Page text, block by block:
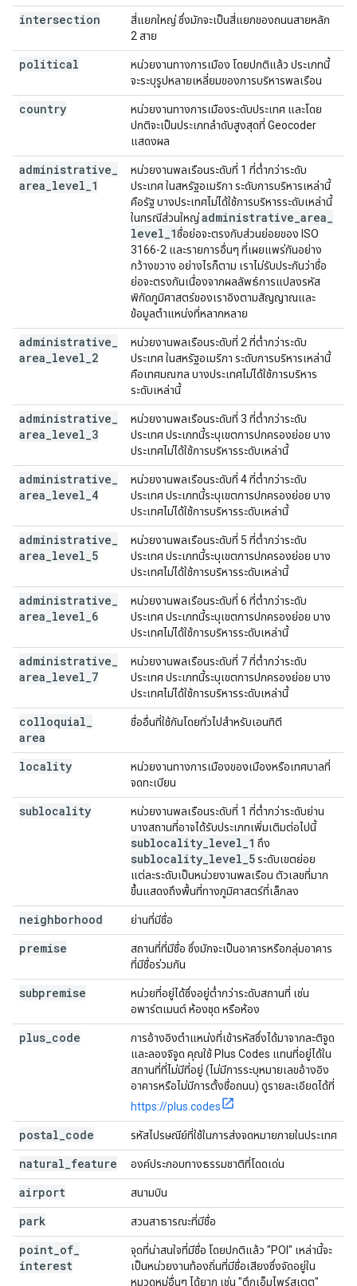
intersection
สี่แยกใหญ่ ซึ่งมักจะเป็นสี่แยกของถนนสายหลัก
2 สาย
political
หน่วยงานทางการเมือง โดยปกติแล้ว ประเภทนี้
จะระบุรูปหลายเหลี่ยมของการบริหารพลเรือน
country
หน่วยงานทางการเมืองระดับประเทศ และโดย
ปกติจะเป็นประเภทลำดับสูงสุดที่ Geocoder
แสดงผล
administrative
area level 1
หน่วยงานพลเรือนระดับที่ 1 ที่ต่ำกว่าระดับ
ประเทศ ในสหรัฐอเมริกา ระดับการบริหารเหล่านี้
คือรัฐ บางประเทศไม่ได้ใช้การบริหารระดับเหล่านี้
ในกรณีส่วนใหญ่administrative area
level 1ชื่อย่อจะตรงกับส่วนย่อยของ ISO
3166-2 และรายการอื่นๆ ที่เผยแพร่กันอย่าง
กว้างขวาง อย่างไรก็ตาม เราไม่รับประกันว่าชื่อ
ย่อจะตรงกันเนื่องจากผลลัพธ์การแปลงรหัส
พิกัดภูมิศาสตร์ของเราอิงตามสัญญาณและ
ข้อมูลตำแหน่งที่หลากหลาย
administrative
area level 2
หน่วยงานพลเรือนระดับที่ 2 ที่ต่ำกว่าระดับ
ประเทศ ในสหรัฐอเมริกา ระดับการบริหารเหล่านี้
คือเทศมณฑล บางประเทศไม่ได้ใช้การบริหาร
ระดับเหล่านี้
administrative
area level 3
หน่วยงานพลเรือนระดับที่ 3 ที่ต่ำกว่าระดับ
ประเทศ ประเภทนี้ระบุเขตการปกครองย่อย บาง
ประเทศไม่ได้ใช้การบริหารระดับเหล่านี้
administrative
area level 4
หน่วยงานพลเรือนระดับที่ 4 ที่ต่ำกว่าระดับ
ประเทศ ประเภทนี้ระบุเขตการปกครองย่อย บาง
ประเทศไม่ได้ใช้การบริหารระดับเหล่านี้
administrative
area level 5
หน่วยงานพลเรือนระดับที่ 5 ที่ต่ำกว่าระดับ
ประเทศ ประเภทนี้ระบุเขตการปกครองย่อย บาง
ประเทศไม่ได้ใช้การบริหารระดับเหล่านี้
administrative
area level 6
หน่วยงานพลเรือนระดับที่ 6 ที่ต่ำกว่าระดับ
ประเทศ ประเภทนี้ระบุเขตการปกครองย่อย บาง
ประเทศไม่ได้ใช้การบริหารระดับเหล่านี้
administrative
area level 7
หน่วยงานพลเรือนระดับที่ 7 ที่ต่ำกว่าระดับ
ประเทศ ประเภทนี้ระบุเขตการปกครองย่อย บาง
ประเทศไม่ได้ใช้การบริหารระดับเหล่านี้
colloquial
area
ชื่ออื่นที่ใช้กันโดยทั่วไปสำหรับเอนทิตี
locality
หน่วยงานทางการเมืองของเมืองหรือเทศบาลที่
จดทะเบียน
sublocality
หน่วยงานพลเรือนระดับที่ 1 ที่ต่ำกว่าระดับย่าน
บางสถานที่อาจได้รับประเภทเพิ่มเติมต่อไปนี้
sublocality level 1 ถึง
sublocality level 5ระดับเขตย่อย
แต่ละระดับเป็นหน่วยงานพลเรือน ตัวเลขที่มาก
ขึ้นแสดงถึงพื้นที่ทางภูมิศาสตร์ที่เล็กลง
neighborhood ย่านที่มีชื่อ
premise
สถานที่ที่มีชื่อ ซึ่งมักจะเป็นอาคารหรือกลุ่มอาคาร
ที่มีชื่อร่วมกัน
subpremise
หน่วยที่อยู่ได้ซึ่งอยู่ต่ำกว่าระดับสถานที่ เช่น
อพาร์ตเมนต์ ห้องชุด หรือห้อง
plus code
การอ้างอิงตำแหน่งที่เข้ารหัสซึ่งได้มาจากละติจูด
และลองจิจูด คุณใช้ Plus Codes แทนที่อยู่ได้ใน
สถานที่ที่ไม่มีที่อยู่ (ไม่มีการระบุหมายเลขอ้างอิง
อาคารหรือไม่มีการตั้งชื่อถนน) ดูรายละเอียดได้ที่
https://plus.codes
postal code รหัสไปรษณีย์ที่ใช้ในการส่งจดหมายภายในประเทศ
natural feature องค์ประกอบทางธรรมชาติที่โดดเด่น
airport สนามบิน
park สวนสาธารณะที่มีชื่อ
point of
interest
จุดที่น่าสนใจที่มีชื่อ โดยปกติแล้ว "POI" เหล่านี้จะ
เป็นหน่วยงานท้องถิ่นที่มีชื่อเสียงซึ่งจัดอยู่ใน
หมวดหมู่อื่นๆ ได้ยาก เช่น "ตึกเอ็มไพร์สเตต"